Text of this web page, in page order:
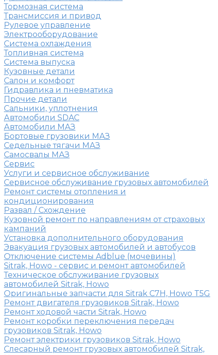
Тормозная система
Трансмиссия и привод
Рулевое управление
Электрооборудование
Система охлаждения
Топливная система
Система выпуска
Кузовные детали
Салон и комфорт
Гидравлика и пневматика
Прочие детали
Сальники, уплотнения
Автомобили SDAC
Автомобили МАЗ
Бортовые грузовики МАЗ
Седельные тягачи МАЗ
Самосвалы МАЗ
Сервис
Услуги и сервисное обслуживание
Сервисное обслуживание грузовых автомобилей
Ремонт системы отопления и
кондиционирования
Развал / Схождение
Кузовной ремонт по направлениям от страховых
кампаний
Установка дополнительного оборудования
Эвакуация грузовых автомобилей и автобусов
Отключение системы Adblue (мочевины)
Sitrak, Howo - сервис и ремонт автомобилей
Техническое обслуживание грузовых
автомобилей Sitrak, Howo
Оригинальные запчасти для Sitrak C7H, Howo T5G
Ремонт двигателя грузовиков Sitrak, Howo
Ремонт ходовой части Sitrak, Howo
Ремонт коробки переключения передач
грузовиков Sitrak, Howo
Ремонт электрики грузовиков Sitrak, Howo
Слесарный ремонт грузовых автомобилей Sitrak,